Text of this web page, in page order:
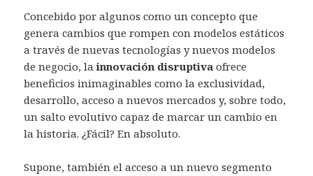
Concebido por algunos como un concepto que
genera cambios que rompen con modelos estáticos
a través de nuevas tecnologías y nuevos modelos
de negocio, lainnovación disruptiva ofrece
beneficios inimaginables como la exclusividad,
desarrollo, acceso a nuevos mercados y, sobre todo,
un salto evolutivo capaz de marcar un cambio en
la historia. ¿Fácil? En absoluto.
Supone, también el acceso a un nuevo segmento